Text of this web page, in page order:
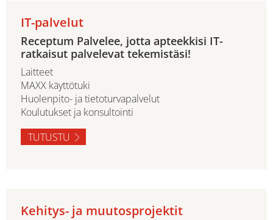
IT-palvelut
Receptum Palvelee, jotta apteekkisi IT-
ratkaisut palvelevat tekemistäsi!
Laitteet
MAXX käyttötuki
Huolenpito- ja tietoturvapalvelut
Koulutukset ja konsultointi
TUTUSTU
Kehitys- ja muutosprojektit